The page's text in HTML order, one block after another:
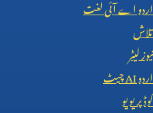
اردو اے آئی لغت
تلاش
نیوز لیٹر
اردوAIچیٹ
کوڈ پریویو